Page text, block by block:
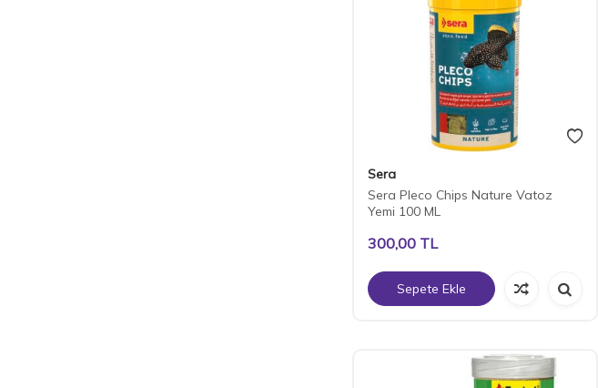
Sera
Sera Pleco Chips Nature Vatoz
Yemi 100 ML
300,00 TL
Sepete Ekle